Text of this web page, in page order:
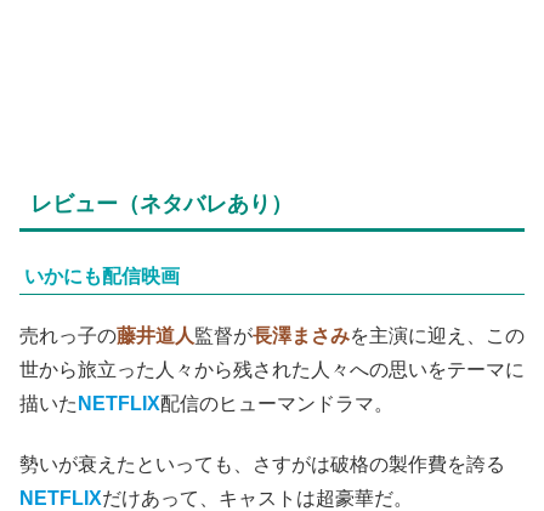
レビュー（ネタバレあり）
いかにも配信映画
売れっ子の藤井道人監督が長澤まさみを主演に迎え、この
世から旅立った人々から残された人々への思いをテーマに
描いた NETFLIX配信のヒューマンドラマ。
勢いが衰えたといっても、さすがは破格の製作費を誇る
NETFLIXだけあって、キャストは超豪華だ。